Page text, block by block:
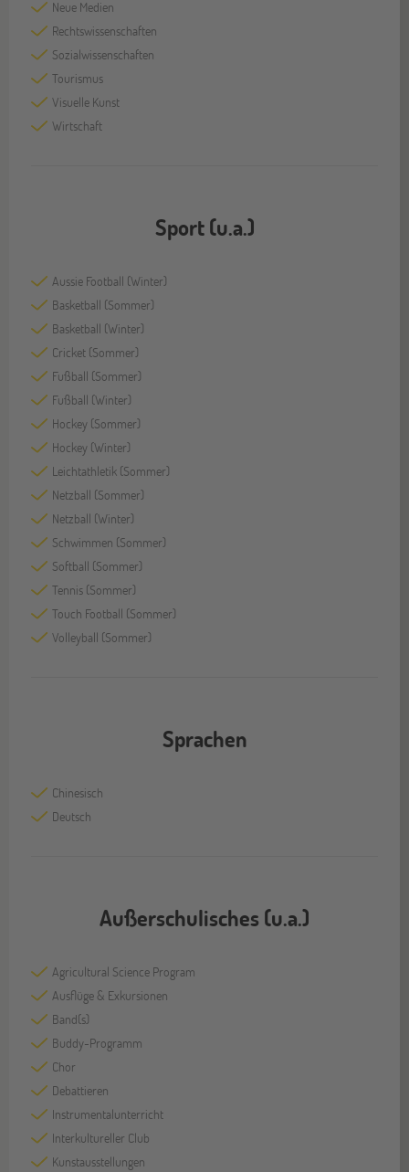
Neue Medien
Rechtswissenschaften
Sozialwissenschaften
Tourismus
Visuelle Kunst
Wirtschaft
Sport (u.a.)
Aussie Football (Winter)
Basketball (Sommer)
Basketball (Winter)
Cricket (Sommer)
Fußball (Sommer)
Fußball (Winter)
Hockey (Sommer)
Hockey (Winter)
Leichtathletik (Sommer)
Netzball (Sommer)
Netzball (Winter)
Schwimmen (Sommer)
Softball (Sommer)
Tennis (Sommer)
Touch Football (Sommer)
Volleyball (Sommer)
Sprachen
Chinesisch
Deutsch
Außerschulisches (u.a.)
Agricultural Science Program
Ausflüge & Exkursionen
Band(s)
Buddy-Programm
Chor
Debattieren
Instrumentalunterricht
Interkultureller Club
Kunstausstellungen